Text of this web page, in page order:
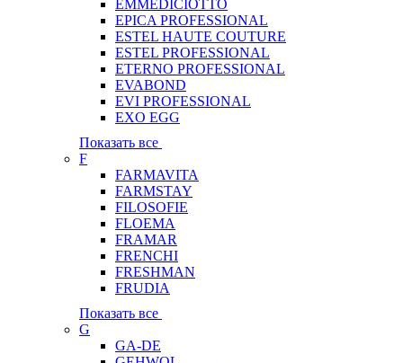
EMMEDICIOTTO
EPICA PROFESSIONAL
ESTEL HAUTE COUTURE
ESTEL PROFESSIONAL
ETERNO PROFESSIONAL
EVABOND
EVI PROFESSIONAL
EXO EGG
Показать все
F
FARMAVITA
FARMSTAY
FILOSOFIE
FLOEMA
FRAMAR
FRENCHI
FRESHMAN
FRUDIA
Показать все
G
GA-DE